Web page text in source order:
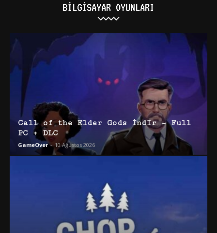
BILGISAYAR OYUNLARI
Call of the Elder Gods İndir – Full
PC + DLC
GameOver - 10 Ağustos 2026